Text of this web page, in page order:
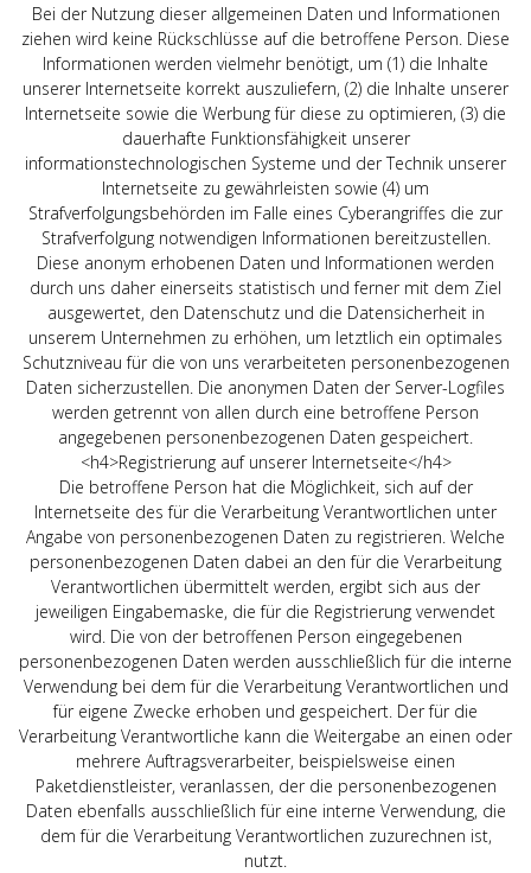
Bei der Nutzung dieser allgemeinen Daten und Informationen
ziehen wird keine Rückschlüsse auf die betroffene Person. Diese
Informationen werden vielmehr benötigt, um (1) die Inhalte
unserer Internetseite korrekt auszuliefern, (2) die Inhalte unserer
Internetseite sowie die Werbung für diese zu optimieren, (3) die
dauerhafte Funktionsfähigkeit unserer
informationstechnologischen Systeme und der Technik unserer
Internetseite zu gewährleisten sowie (4) um
Strafverfolgungsbehörden im Falle eines Cyberangriffes die zur
Strafverfolgung notwendigen Informationen bereitzustellen.
Diese anonym erhobenen Daten und Informationen werden
durch uns daher einerseits statistisch und ferner mit dem Ziel
ausgewertet, den Datenschutz und die Datensicherheit in
unserem Unternehmen zu erhöhen, um letztlich ein optimales
Schutzniveau für die von uns verarbeiteten personenbezogenen
Daten sicherzustellen. Die anonymen Daten der Server-Logfiles
werden getrennt von allen durch eine betroffene Person
angegebenen personenbezogenen Daten gespeichert.
<h4>Registrierung auf unserer Internetseite</h4>
Die betroffene Person hat die Möglichkeit, sich auf der
Internetseite des für die Verarbeitung Verantwortlichen unter
Angabe von personenbezogenen Daten zu registrieren. Welche
personenbezogenen Daten dabei an den für die Verarbeitung
Verantwortlichen übermittelt werden, ergibt sich aus der
jeweiligen Eingabemaske, die für die Registrierung verwendet
wird. Die von der betroffenen Person eingegebenen
personenbezogenen Daten werden ausschließlich für die interne
Verwendung bei dem für die Verarbeitung Verantwortlichen und
für eigene Zwecke erhoben und gespeichert. Der für die
Verarbeitung Verantwortliche kann die Weitergabe an einen oder
mehrere Auftragsverarbeiter, beispielsweise einen
Paketdienstleister, veranlassen, der die personenbezogenen
Daten ebenfalls ausschließlich für eine interne Verwendung, die
dem für die Verarbeitung Verantwortlichen zuzurechnen ist,
nutzt.